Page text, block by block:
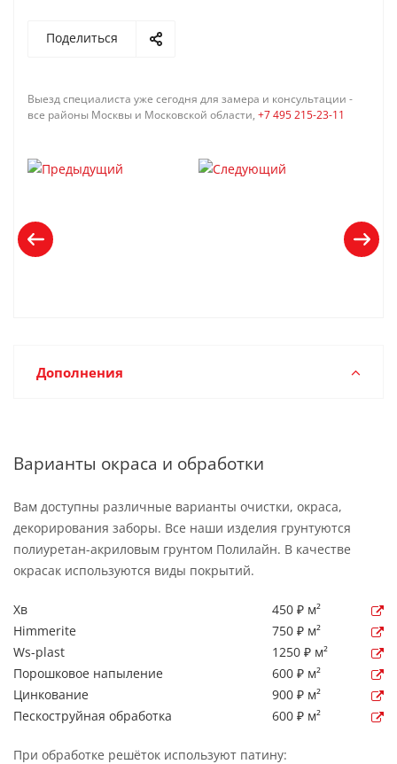
Поделиться
Выезд специалиста уже сегодня для замера и консультации -
все районы Москвы и Московской области, +7 495 215-23-11
Дополнения
Варианты окраса и обработки
Вам доступны различные варианты очистки, окраса,
декорирования заборы. Все наши изделия грунтуются
полиуретан-акриловым грунтом Полилайн. В качестве
окрасак используются виды покрытий.
Хв
450 ₽ м²
Himmerite
750 ₽ м²
Ws-plast
1250 ₽ м²
Порошковое напыление
600 ₽ м²
Цинкование
900 ₽ м²
Пескоструйная обработка
600 ₽ м²
При обработке решёток используют патину: